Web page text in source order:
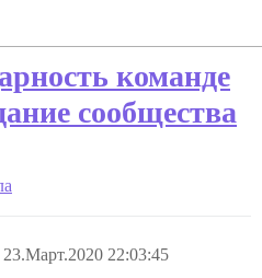
команде
сообщества
23.Март.2020 22:03:45